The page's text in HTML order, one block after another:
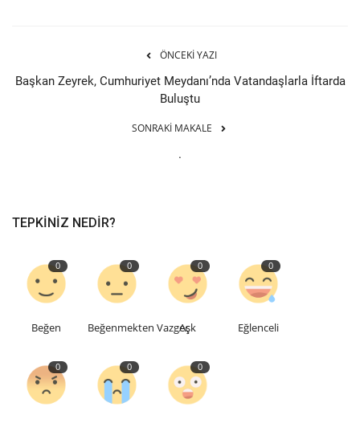
ÖNCEKI YAZI
Başkan Zeyrek, Cumhuriyet Meydanı’nda Vatandaşlarla İftarda
Buluştu
SONRAKI MAKALE
.
TEPKINIZ NEDIR?
0
Beğen
0
Beğenmekten Vazgeç
0
Aşk
0
Eğlenceli
0 0 0